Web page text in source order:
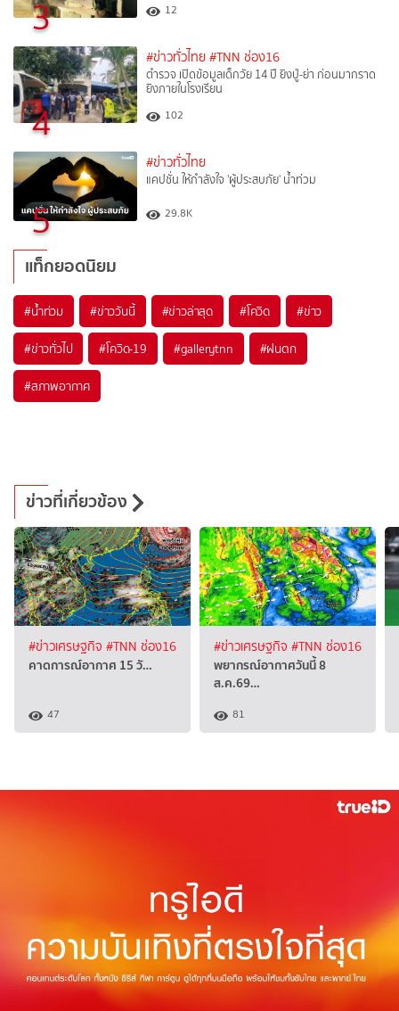
3 12
4
#ข่าวทั่วไทย #TNN ช่อง16
ตำรวจ เปิดข้อมูลเด็กวัย 14 ปี ยิงปู่-ย่า ก่อนมากราด
ยิงภายในโรงเรียน
102
5
#ข่าวทั่วไทย
แคปชั่น ให้กำลังใจ 'ผู้ประสบภัย' น้ำท่วม
29.8K
แท็กยอดนิยม
#น้ำท่วม #ข่าววันนี้ #ข่าวล่าสุด #โควิด #ข่าว
#ข่าวทั่วไป #โควิด-19 #gallerytnn #ฝนตก
#สภาพอากาศ
ข่าวที่เกี่ยวข้อง
#ข่าวเศรษฐกิจ #TNN ช่อง16
คาดการณ์อากาศ 15 วั…
47
#ข่าวเศรษฐกิจ #TNN ช่อง16
พยากรณ์อากาศวันนี้ 8
ส.ค.69…
81